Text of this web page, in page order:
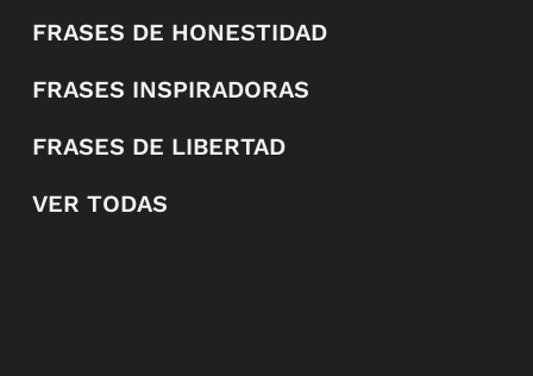
FRASES DE HONESTIDAD
FRASES INSPIRADORAS
FRASES DE LIBERTAD
VER TODAS